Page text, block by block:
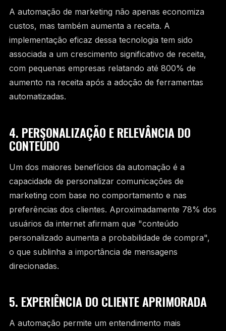
A automação de marketing não apenas economiza
custos, mas também aumenta a receita. A
implementação eficaz dessa tecnologia tem sido
associada a um crescimento significativo de receita,
com pequenas empresas relatando até 800% de
aumento na receita após a adoção de ferramentas
automatizadas.
4. PERSONALIZAÇÃO E RELEVÂNCIA DO
CONTEÚDO
Um dos maiores benefícios da automação é a
capacidade de personalizar comunicações de
marketing com base no comportamento e nas
preferências dos clientes. Aproximadamente 78% dos
usuários da internet afirmam que "conteúdo
personalizado aumenta a probabilidade de compra",
o que sublinha a importância de mensagens
direcionadas.
5. EXPERIÊNCIA DO CLIENTE APRIMORADA
A automação permite um entendimento mais